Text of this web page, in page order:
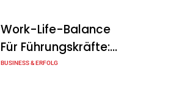
Work-Life-Balance
Für Führungskräfte:
Illusion Oder Echte
BUSINESS & ERFOLG